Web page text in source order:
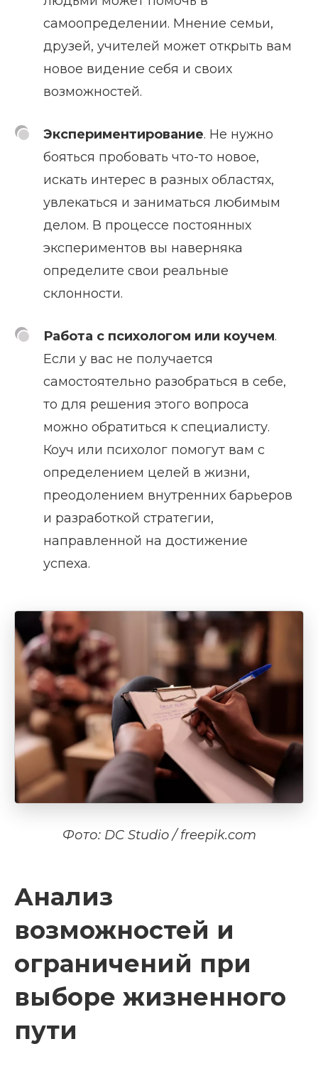
самоопределении. Мнение семьи,
друзей, учителей может открыть вам
новое видение себя и своих
возможностей.
Экспериментирование. Не нужно
бояться пробовать что-то новое,
искать интерес в разных областях,
увлекаться и заниматься любимым
делом. В процессе постоянных
экспериментов вы наверняка
определите свои реальные
склонности.
Работа с психологом или коучем.
Если у вас не получается
самостоятельно разобраться в себе,
то для решения этого вопроса
можно обратиться к специалисту.
Коуч или психолог помогут вам с
определением целей в жизни,
преодолением внутренних барьеров
и разработкой стратегии,
направленной на достижение
успеха.
Фото: DC Studio / freepik.com
Анализ
возможностей и
ограничений при
выборе жизненного
пути